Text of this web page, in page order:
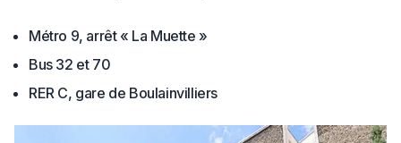
Métro 9, arrêt « La Muette »
Bus 32 et 70
RER C, gare de Boulainvilliers